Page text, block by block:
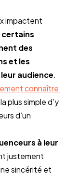
impactent
certains
des
et les
audience.
connaître
plus simple d’y
d’un
à leur
justement
sincérité et